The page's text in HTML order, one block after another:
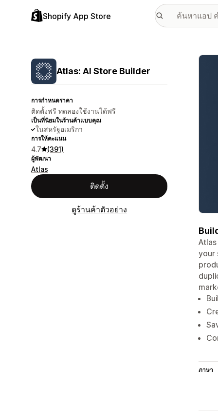
Shopify App Store
Atlas: AI Store Builder
การกำหนดราคา
ติดตั้งฟรี ทดลองใช้งานได้ฟรี
เป็นที่นิยมในร้านค้าแบบคุณ
ในสหรัฐอเมริกา
การให้คะแนน
4.7 (391)
ผู้พัฒนา
Atlas
ติดตั้ง
ดูร้านค้าตัวอย่าง
แกลเ
your
ภาษา